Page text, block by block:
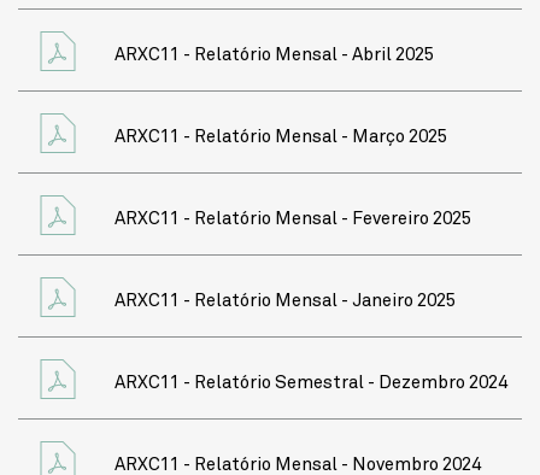
ARXC11 - Relatório Mensal - Abril 2025
ARXC11 - Relatório Mensal - Março 2025
ARXC11 - Relatório Mensal - Fevereiro 2025
ARXC11 - Relatório Mensal - Janeiro 2025
ARXC11 - Relatório Semestral - Dezembro 2024
ARXC11 - Relatório Mensal - Novembro 2024